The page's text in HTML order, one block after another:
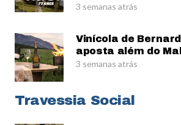
3 semanas atrás
Vinícola de
aposta além do
3 semanas atrás
Travessia Social